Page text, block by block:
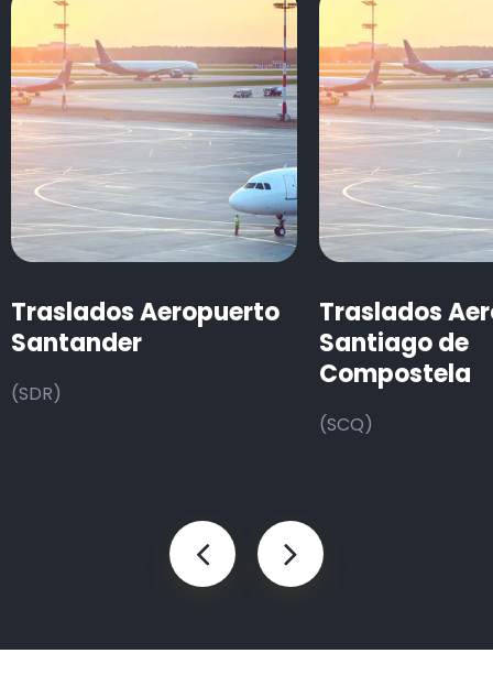
Traslados Aeropuerto
Santander
(SDR)
Traslados
Santiago de
Compostela
(SCQ)